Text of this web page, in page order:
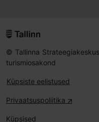
© Tallinna
turismiosakond
Küpsiste eelistused
Privaatsuspoliitika
Küpsised